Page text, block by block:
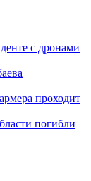
с дронами
проходит
погибли